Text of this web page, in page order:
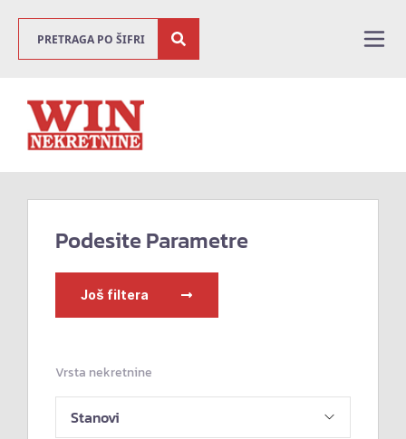
Podesite Parametre
Još filtera
Vrsta nekretnine